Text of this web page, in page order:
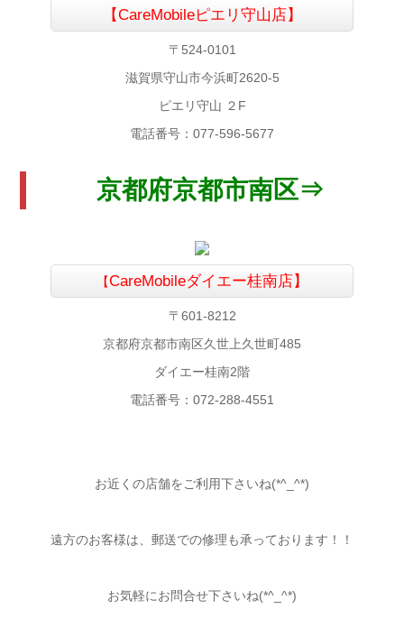
【CareMobileピエリ守山店】
〒524-0101
滋賀県守山市今浜町2620-5
ピエリ守山 ２F
電話番号：077-596-5677
京都府京都市南区⇒
【CareMobileダイエー桂南店】
〒601-8212
京都府京都市南区久世上久世町485
ダイエー桂南2階
電話番号：072-288-4551
お近くの店舗をご利用下さいね(*^_^*)
遠方のお客様は、郵送での修理も承っております！！
お気軽にお問合せ下さいね(*^_^*)